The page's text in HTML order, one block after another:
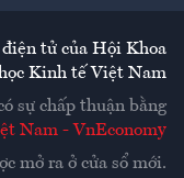
tử của Hội Khoa
Kinh tế Việt Nam
sự chấp thuận bằng
Nam - VnEconomy
mở ra ở cửa sổ mới.